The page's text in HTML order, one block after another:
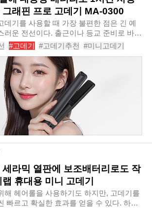
그래핀 프로 고데기 MA-0300
데기를 사용할 때 가장 불편한 점은 긴 예
러운 전선이다. 출근이나 등교 준비로 바쁜
두 단점은 크게 다가오는데, 편리함을 위
사용 시간이 짧아..
#고데기 #고데기추천 #미니고데기
데기 #매직기 #뿌리볼륨고데기
고데기MA0300
라믹 열판에 보조배터리로도 작
휴대용 미니 고데기
해 헤어롤을 사용하기도 하지만, 고데기를
빠르고 확실한 효과를 얻을 수 있다. 하지